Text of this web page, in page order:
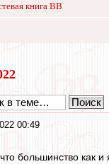
книга ВВ
00:49
большинство как и